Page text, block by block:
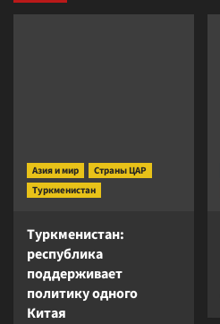
Азия и мир
Страны ЦАР
Туркменистан
Туркменистан:
республика
поддерживает
политику одного
Китая